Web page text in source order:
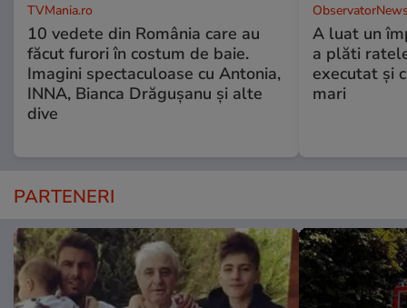
TVMania.ro
10 vedete din România care au
făcut furori în costum de baie.
Imagini spectaculoase cu Antonia,
INNA, Bianca Drăgușanu și alte
dive
A luat un
a plăti
executat şi
mari
PARTENERI